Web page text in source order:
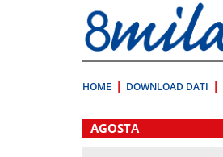
direttamente
a:
Contenuto
HOME DOWNLOAD DATI
.
AGOSTA